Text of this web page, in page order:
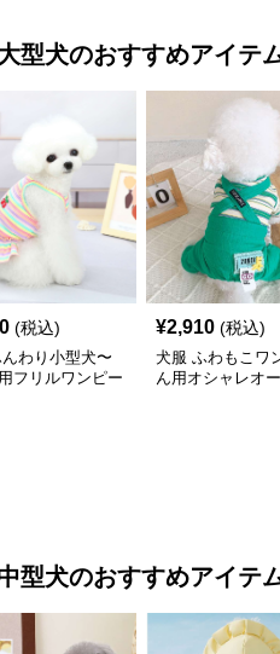
型犬のおすすめアイテ
(税込)
わり小型犬〜
フリルワンピー
¥2,910 (税込)
犬服 ふわもこワ
ん用オシャレオ
型犬のおすすめアイテ